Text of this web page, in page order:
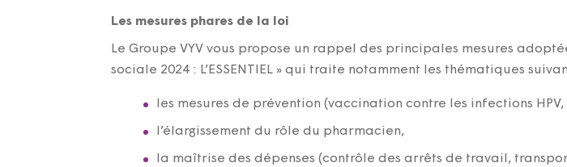
Les mesures phares de la loi
Le Groupe VYV vous propose un rappel des principales mesures
sociale 2024 : L’ESSENTIEL » qui traite notamment les thématiques
les mesures de prévention (vaccination contre les infections
l’élargissement du rôle du pharmacien,
la maîtrise des dépenses (contrôle des arrêts de travail,